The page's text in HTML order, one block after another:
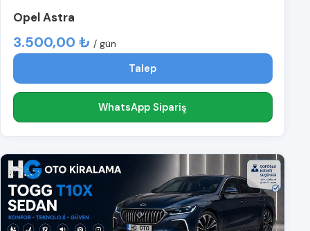
Opel Astra
3.500,00 ₺ / gün
Talep
WhatsApp Sipariş